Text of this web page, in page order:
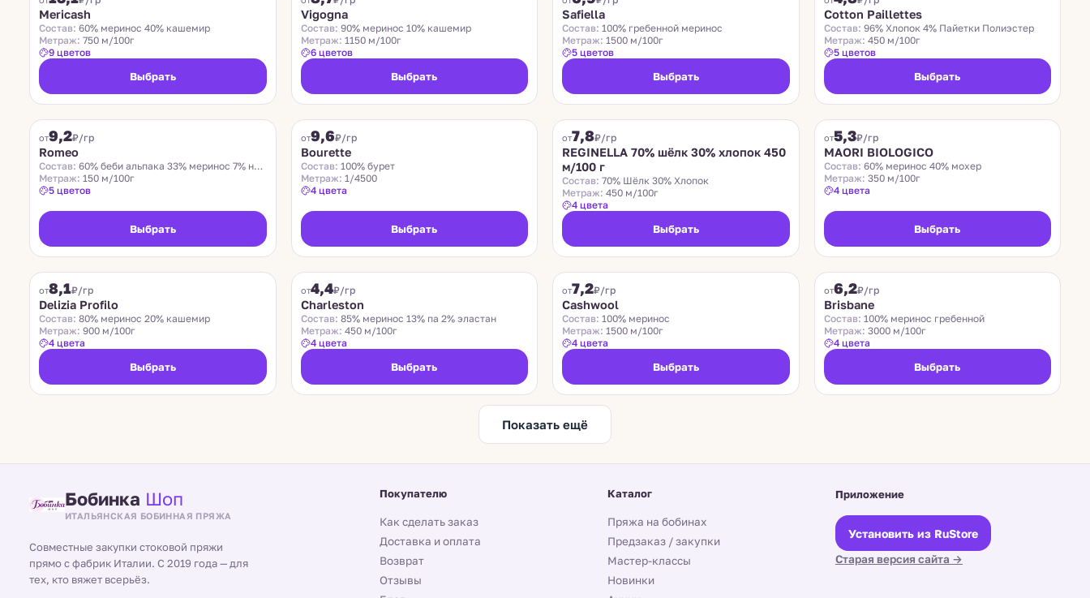
Mericash
Состав: 60% меринос 40% кашемир
Метраж: 750 м/100г
9 цветов
Выбрать
Vigogna
Состав: 90% меринос 10% кашемир
Метраж: 1150 м/100г
6 цветов
Выбрать
Safiella
Состав: 100% гребенной меринос
Метраж: 1500 м/100г
5 цветов
Выбрать
Cotton Paillettes
Состав: 96% Хлопок 4% Пайетки Полиэстер
Метраж: 450 м/100г
5 цветов
Выбрать
от9,2₽/гр
Romeo
Состав: 60% беби альпака 33% меринос 7% нейлон
Метраж: 150 м/100г
5 цветов
Выбрать
Хит
от9,6₽/гр
Bourette
Состав: 100% бурет
Метраж: 1/4500
4 цвета
Выбрать
от7,8₽/гр
REGINELLA 70% шёлк 30% хлопок 450
м/100 г
Состав: 70% Шёлк 30% Хлопок
Метраж: 450 м/100г
4 цвета
Выбрать
от5,3₽/гр
MAORI BIOLOGICO
Состав: 60% меринос 40% мохер
Метраж: 350 м/100г
4 цвета
Выбрать
от8,1₽/гр
Delizia Profilo
Состав: 80% меринос 20% кашемир
Метраж: 900 м/100г
4 цвета
Выбрать
от4,4₽/гр
Charleston
Состав: 85% меринос 13% па 2% эластан
Метраж: 450 м/100г
4 цвета
Выбрать
от7,2₽/гр
Cashwool
Состав: 100% меринос
Метраж: 1500 м/100г
4 цвета
Выбрать
от6,2₽/гр
Brisbane
Состав: 100% меринос гребенной
Метраж: 3000 м/100г
4 цвета
Выбрать
Показать ещё
Бобинка Шоп
ИТАЛЬЯНСКАЯ БОБИННАЯ ПРЯЖА
Совместные закупки стоковой пряжи
прямо с фабрик Италии. С 2019 года — для
тех, кто вяжет всерьёз.
Покупателю
Как сделать заказ
Доставка и оплата
Возврат
Отзывы
Каталог
Пряжа на бобинах
Предзаказ / закупки
Мастер-классы
Новинки
Приложение
Установить из RuStore
Старая версия сайта →